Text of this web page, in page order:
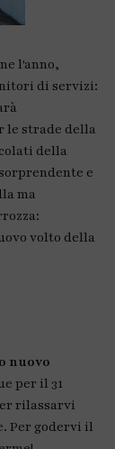
l'anno,
di servizi:
le strade della
della
e
ma
volto della
nuovo
per il 31
rilassarvi
Per godervi il